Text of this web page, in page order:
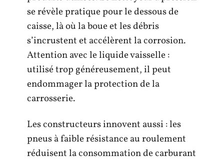
se révèle pratique pour le dessous de
caisse, là où la boue et les débris
s’incrustent et accélèrent la corrosion.
Attention avec le liquide vaisselle :
utilisé trop généreusement, il peut
endommager la protection de la
carrosserie.
Les constructeurs innovent aussi : les
pneus à faible résistance au roulement
réduisent la consommation de carburant